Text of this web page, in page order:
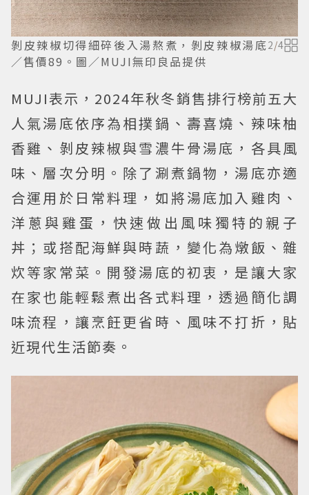
剝皮辣椒切得細碎後入湯熬煮，剝皮辣椒湯底
／售價89。圖／MUJI無印良品提供
2/4
MUJI表示，2024年秋冬銷售排行榜前五大
人氣湯底依序為相撲鍋、壽喜燒、辣味柚
香雞、剝皮辣椒與雪濃牛骨湯底，各具風
味、層次分明。除了涮煮鍋物，湯底亦適
合運用於日常料理，如將湯底加入雞肉、
洋蔥與雞蛋，快速做出風味獨特的親子
丼；或搭配海鮮與時蔬，變化為燉飯、雜
炊等家常菜。開發湯底的初衷，是讓大家
在家也能輕鬆煮出各式料理，透過簡化調
味流程，讓烹飪更省時、風味不打折，貼
近現代生活節奏。